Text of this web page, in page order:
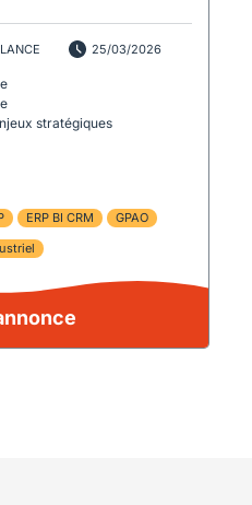
25/03/2026
stratégiques
ERP BI CRM
GPAO